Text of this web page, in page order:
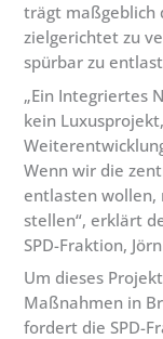
trägt maßgeblich
zielgerichtet zu
spürbar zu
„Ein Integriertes
kein
Wenn wir die
entlasten wollen,
stellen“, erklärt
SPD-Fraktion,
Um dieses
Maßnahmen in
fordert die SPD-